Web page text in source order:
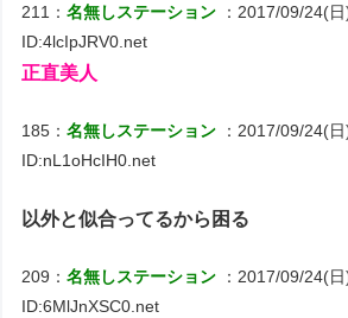
211：名無しステーション
：2017/09/24(
ID:4lcIpJRV0.net
正直美人
185：名無しステーション
：2017/09/24(
ID:nL1oHcIH0.net
以外と似合ってるから困る
209：名無しステーション
：2017/09/24(
ID:6MlJnXSC0.net